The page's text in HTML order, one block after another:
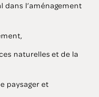
dans l’aménagement
naturelles et de la
paysager et